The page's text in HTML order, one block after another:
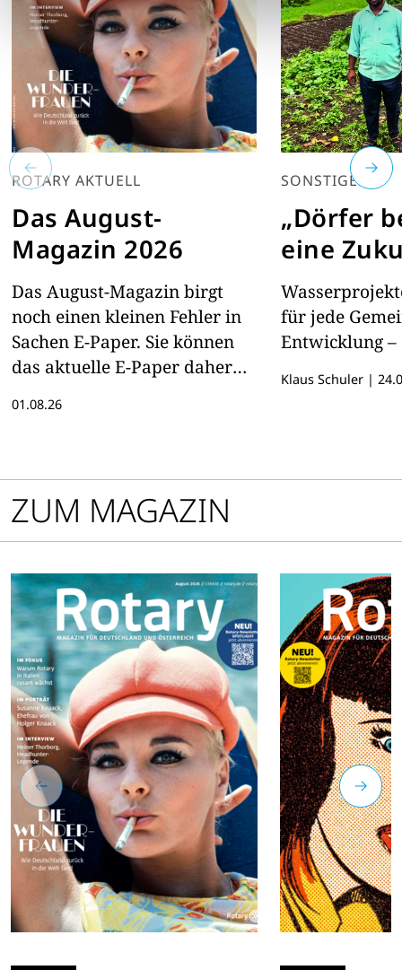
ROTARY AKTUELL
Das August-
Magazin 2026
Das August-Magazin birgt
noch einen kleinen Fehler in
Sachen E-Paper. Sie können
das aktuelle E-Paper daher
01.08.26
SONSTIGES
„Dörfer
eine
für jede
Entwicklung –
Klaus Schuler |
ZUM MAGAZIN